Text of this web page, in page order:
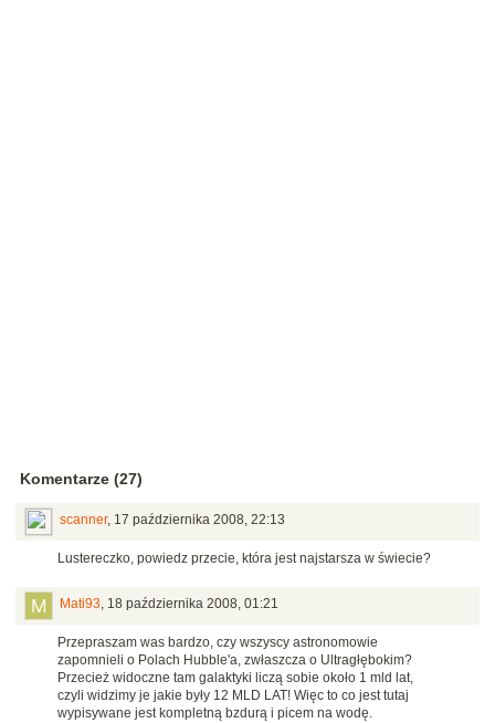
Komentarze (27)
scanner, 17 października 2008, 22:13
Lustereczko, powiedz przecie, która jest najstarsza w świecie?
Mati93, 18 października 2008, 01:21
Przepraszam was bardzo, czy wszyscy astronomowie
zapomnieli o Polach Hubble'a, zwłaszcza o Ultragłębokim?
Przecież widoczne tam galaktyki liczą sobie około 1 mld lat,
czyli widzimy je jakie były 12 MLD LAT! Więc to co jest tutaj
wypisywane jest kompletną bzdurą i picem na wodę.